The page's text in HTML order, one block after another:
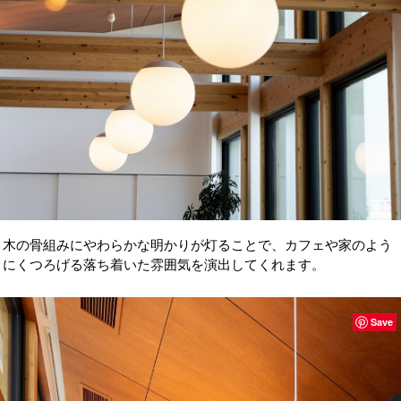
木の骨組みにやわらかな明かりが灯ることで、カフェや家のよう
にくつろげる落ち着いた雰囲気を演出してくれます。
Save